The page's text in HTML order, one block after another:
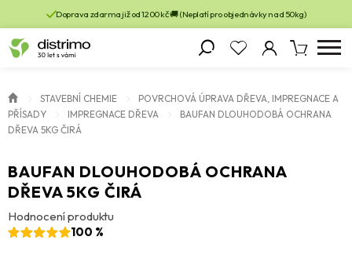
Doprava zdarma již od 1200 kč 🚚 (Neplatí pro objednávky nad 50kg)
STAVEBNÍ CHEMIE
POVRCHOVÁ ÚPRAVA DŘEVA, IMPREGNACE A
PŘÍSADY
IMPREGNACE DŘEVA
BAUFAN DLOUHODOBÁ OCHRANA
DŘEVA 5KG ČIRÁ
BAUFAN DLOUHODOBÁ OCHRANA
DŘEVA 5KG ČIRÁ
Hodnocení produktu
100 %